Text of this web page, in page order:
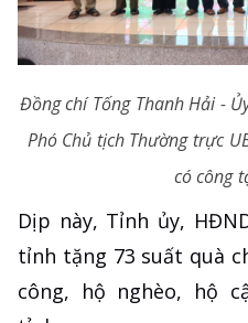
Đồng chí Tống Thanh Hải -
Phó Chủ tịch Thường trực
có công
Dịp này, Tỉnh ủy,
tỉnh tặng 73 suất quà
công, hộ nghèo, hộ